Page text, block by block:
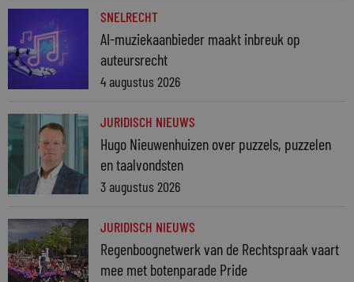
SNELRECHT
AI-muziekaanbieder maakt inbreuk op
auteursrecht
4 augustus 2026
JURIDISCH NIEUWS
Hugo Nieuwenhuizen over puzzels, puzzelen
en taalvondsten
3 augustus 2026
JURIDISCH NIEUWS
Regenboognetwerk van de Rechtspraak vaart
mee met botenparade Pride